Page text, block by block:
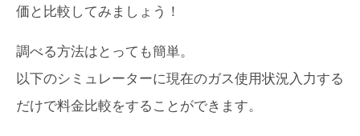
価と比較してみましょう！
調べる方法はとっても簡単。
以下のシミュレーターに現在のガス使用状況入力する
だけで料金比較をすることができます。